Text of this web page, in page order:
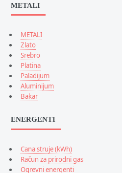
METALI
METALI
Zlato
Srebro
Platina
Paladijum
Aluminijum
Bakar
ENERGENTI
Cana struje (kWh)
Račun za prirodni gas
Ogrevni energenti